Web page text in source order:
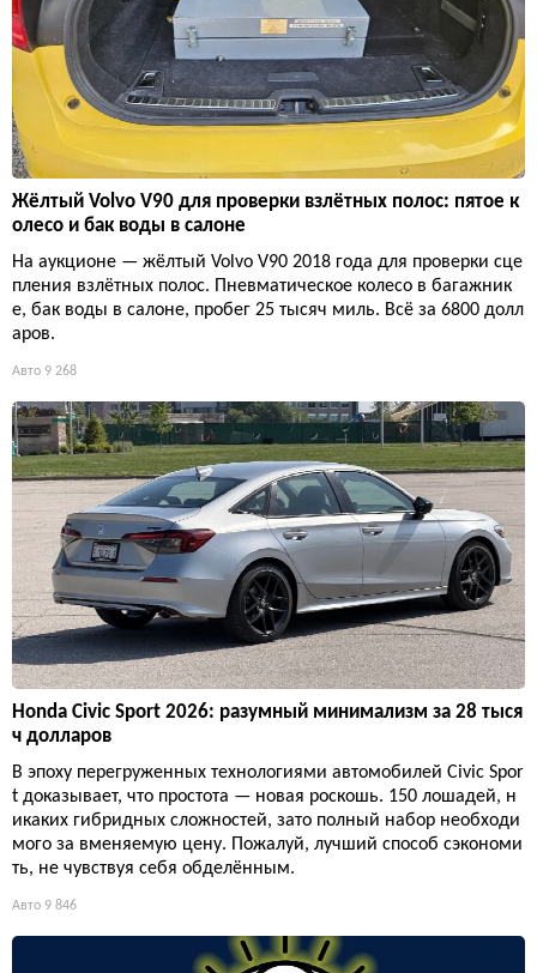
Жёлтый Volvo V90 для проверки взлётных полос: пятое к
олесо и бак воды в салоне
На аукционе — жёлтый Volvo V90 2018 года для проверки сце
пления взлётных полос. Пневматическое колесо в багажник
е, бак воды в салоне, пробег 25 тысяч миль. Всё за 6800 долл
аров.
Авто 9 268
Honda Civic Sport 2026: разумный минимализм за 28 тыся
ч долларов
В эпоху перегруженных технологиями автомобилей Civic Spor
t доказывает, что простота — новая роскошь. 150 лошадей, н
икаких гибридных сложностей, зато полный набор необходи
мого за вменяемую цену. Пожалуй, лучший способ сэкономи
ть, не чувствуя себя обделённым.
Авто 9 846